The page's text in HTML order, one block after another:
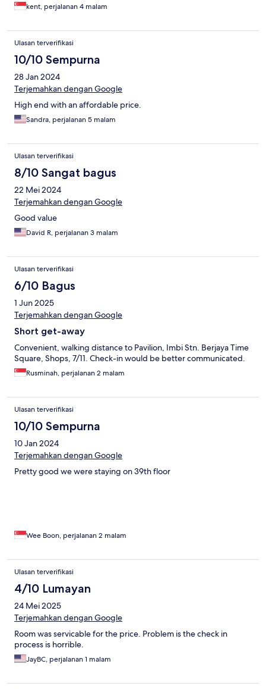
kent, perjalanan 4 malam
Ulasan terverifikasi
10/10 Sempurna
28 Jan 2024
Terjemahkan dengan Google
High end with an affordable price.
Sandra, perjalanan 5 malam
Ulasan terverifikasi
8/10 Sangat bagus
22 Mei 2024
Terjemahkan dengan Google
Good value
David R, perjalanan 3 malam
Ulasan terverifikasi
6/10 Bagus
1 Jun 2025
Terjemahkan dengan Google
Short get-away
Convenient, walking distance to Pavilion, Imbi Stn. Berjaya Time
Square, Shops, 7/11. Check-in would be better communicated.
Rusminah, perjalanan 2 malam
Ulasan terverifikasi
10/10 Sempurna
10 Jan 2024
Terjemahkan dengan Google
Pretty good we were staying on 39th floor
Wee Boon, perjalanan 2 malam
Ulasan terverifikasi
4/10 Lumayan
24 Mei 2025
Terjemahkan dengan Google
Room was servicable for the price. Problem is the check in
process is horrible.
JayBC, perjalanan 1 malam